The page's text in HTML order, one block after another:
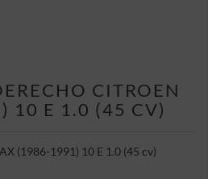
CITROEN
10 E 1.0 (45 CV)
(1986-1991) 10 E 1.0 (45 cv)